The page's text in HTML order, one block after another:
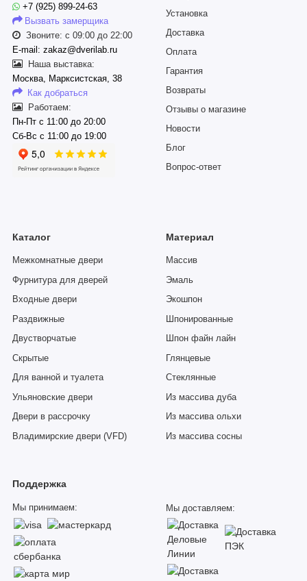
+7 (925) 899-24-63
Вызвать замерщика
Звоните: с 09:00 до 22:00
E-mail: zakaz@dverilab.ru
Наша выставка:
Москва, Марксистская, 38
Как добраться
Работаем:
Пн-Пт с 11:00 до 20:00
Сб-Вс с 11:00 до 19:00
Установка
Доставка
Оплата
Гарантия
Возвраты
Отзывы о магазине
Новости
Блог
Вопрос-ответ
Каталог
Межкомнатные двери
Фурнитура для дверей
Входные двери
Раздвижные
Двустворчатые
Скрытые
Для ванной и туалета
Ульяновские двери
Двери в рассрочку
Владимирские двери (VFD)
Материал
Массив
Эмаль
Экошпон
Шпонированные
Шпон файн лайн
Глянцевые
Стеклянные
Из массива дуба
Из массива ольхи
Из массива сосны
Поддержка
Мы принимаем: Мы доставляем: